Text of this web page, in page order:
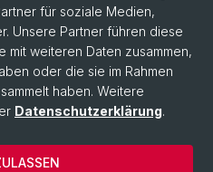
für soziale Medien,
Unsere Partner führen diese
mit weiteren Daten zusammen,
oder die sie im Rahmen
haben. Weitere
Datenschutzerklärung.